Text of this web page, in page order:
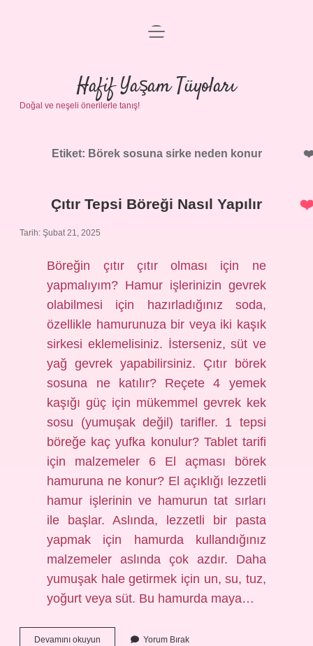
Anasayfa
Gizlilik Politikası
Yasal Uyarı
menüyü
Hafif Yaşam Tüyoları
Doğal ve neşeli önerilerle tanış!
Etiket: Börek sosuna sirke neden konur
Çıtır Tepsi Böreği Nasıl Yapılır
Tarih: Şubat 21, 2025
Böreğin çıtır çıtır olması için ne
yapmalıyım? Hamur işlerinizin gevrek
olabilmesi için hazırladığınız soda,
özellikle hamurunuza bir veya iki kaşık
sirkesi eklemelisiniz. İsterseniz, süt ve
yağ gevrek yapabilirsiniz. Çıtır börek
sosuna ne katılır? Reçete 4 yemek
kaşığı güç için mükemmel gevrek kek
sosu (yumuşak değil) tarifler. 1 tepsi
böreğe kaç yufka konulur? Tablet tarifi
için malzemeler 6 El açması börek
hamuruna ne konur? El açıklığı lezzetli
hamur işlerinin ve hamurun tat sırları
ile başlar. Aslında, lezzetli bir pasta
yapmak için hamurda kullandığınız
malzemeler aslında çok azdır. Daha
yumuşak hale getirmek için un, su, tuz,
yoğurt veya süt. Bu hamurda maya…
Devamını okuyun Yorum Bırak